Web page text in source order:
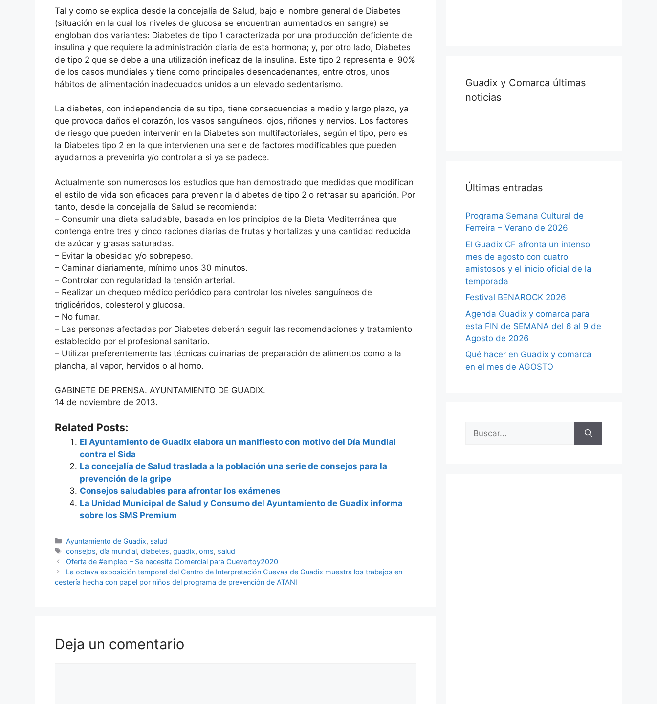
Tal y como se explica desde la concejalía de Salud, bajo el nombre general de Diabetes
(situación en la cual los niveles de glucosa se encuentran aumentados en sangre) se
engloban dos variantes: Diabetes de tipo 1 caracterizada por una producción deficiente de
insulina y que requiere la administración diaria de esta hormona; y, por otro lado, Diabetes
de tipo 2 que se debe a una utilización ineficaz de la insulina. Este tipo 2 representa el 90%
de los casos mundiales y tiene como principales desencadenantes, entre otros, unos
hábitos de alimentación inadecuados unidos a un elevado sedentarismo.
La diabetes, con independencia de su tipo, tiene consecuencias a medio y largo plazo, ya
que provoca daños el corazón, los vasos sanguíneos, ojos, riñones y nervios. Los factores
de riesgo que pueden intervenir en la Diabetes son multifactoriales, según el tipo, pero es
la Diabetes tipo 2 en la que intervienen una serie de factores modificables que pueden
ayudarnos a prevenirla y/o controlarla si ya se padece.
Actualmente son numerosos los estudios que han demostrado que medidas que modifican
el estilo de vida son eficaces para prevenir la diabetes de tipo 2 o retrasar su aparición. Por
tanto, desde la concejalía de Salud se recomienda:
– Consumir una dieta saludable, basada en los principios de la Dieta Mediterránea que
contenga entre tres y cinco raciones diarias de frutas y hortalizas y una cantidad reducida
de azúcar y grasas saturadas.
– Evitar la obesidad y/o sobrepeso.
– Caminar diariamente, mínimo unos 30 minutos.
– Controlar con regularidad la tensión arterial.
– Realizar un chequeo médico periódico para controlar los niveles sanguíneos de
triglicéridos, colesterol y glucosa.
– No fumar.
– Las personas afectadas por Diabetes deberán seguir las recomendaciones y tratamiento
establecido por el profesional sanitario.
– Utilizar preferentemente las técnicas culinarias de preparación de alimentos como a la
plancha, al vapor, hervidos o al horno.
GABINETE DE PRENSA. AYUNTAMIENTO DE GUADIX.
14 de noviembre de 2013.
Related Posts:
El Ayuntamiento de Guadix elabora un manifiesto con motivo del Día Mundial
contra el Sida
La concejalía de Salud traslada a la población una serie de consejos para la
prevención de la gripe
Consejos saludables para afrontar los exámenes
La Unidad Municipal de Salud y Consumo del Ayuntamiento de Guadix informa
sobre los SMS Premium
Categorías
Ayuntamiento de Guadix, salud
Etiquetas
consejos,día mundial,diabetes,guadix,oms, salud
Oferta de #empleo – Se necesita Comercial para Cuevertoy2020
La octava exposición temporal del Centro de Interpretación Cuevas de Guadix muestra los trabajos en
cestería hecha con papel por niños del programa de prevención de ATANI
Deja un comentario
Guadix y Comarca últimas
noticias
Últimas entradas
Programa Semana Cultural de
Ferreira – Verano de 2026
El Guadix CF afronta un intenso
mes de agosto con cuatro
amistosos y el inicio oficial de la
temporada
Festival BENAROCK 2026
Agenda Guadix y comarca para
esta FIN de SEMANA del 6 al 9 de
Agosto de 2026
Qué hacer en Guadix y comarca
en el mes de AGOSTO
Buscar: